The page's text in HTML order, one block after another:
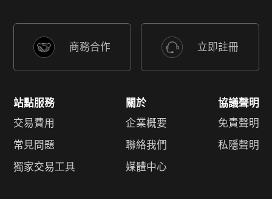
商務合作 立即註冊
站點服務
交易費用
常見問題
獨家交易工具
關於
企業概要
聯絡我們
媒體中心
協議聲明
免責聲明
私隱聲明